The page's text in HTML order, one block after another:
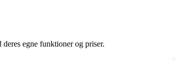
egne funktioner og priser.